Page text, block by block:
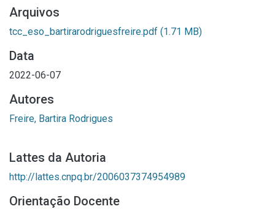
Arquivos
tcc_eso_bartirarodriguesfreire.pdf (1.71 MB)
Data
2022-06-07
Autores
Freire, Bartira Rodrigues
Lattes da Autoria
http://lattes.cnpq.br/2006037374954989
Orientação Docente